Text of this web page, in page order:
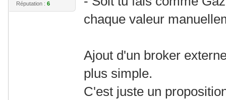
Réputation : 6
chaque valeur
Ajout d'un broker
plus simple.
C'est juste un